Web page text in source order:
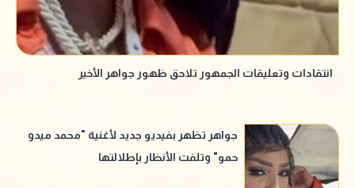
انتقادات وتعليقات الجمهور تلاحق ظهور جواهر الأخير
جواهر تظهر بفيديو جديد لأغنية "محمد ميدو
حمو" وتلفت الأنظار بإطلالتها